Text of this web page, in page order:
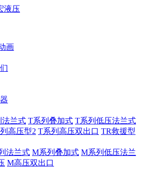
画
法兰式 T系列叠加式 T系列低压法兰式
高压型2 T系列高压双出口 TR救援型
法兰式 M系列叠加式 M系列低压法兰
M高压双出口